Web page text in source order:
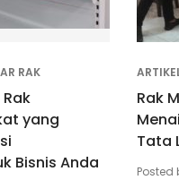
RAK
yang
Bisnis Anda
Rak
Tata
Posted